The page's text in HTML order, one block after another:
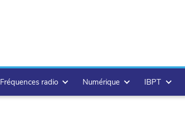
Fréquences radio Numérique IBPT